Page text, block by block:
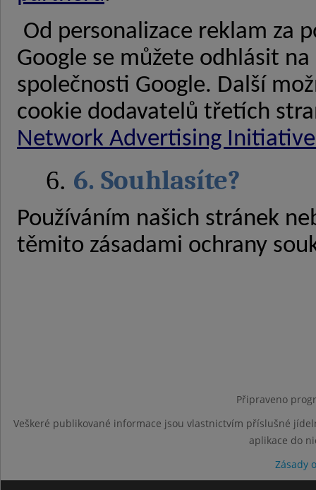
Připraveno
Veškeré publikované informace jsou vlastnictvím příslušné
aplikace do
Zásady